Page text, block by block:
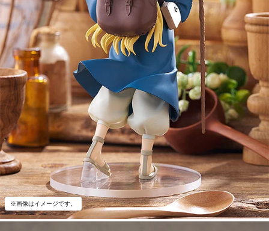
※画像はイメージです。